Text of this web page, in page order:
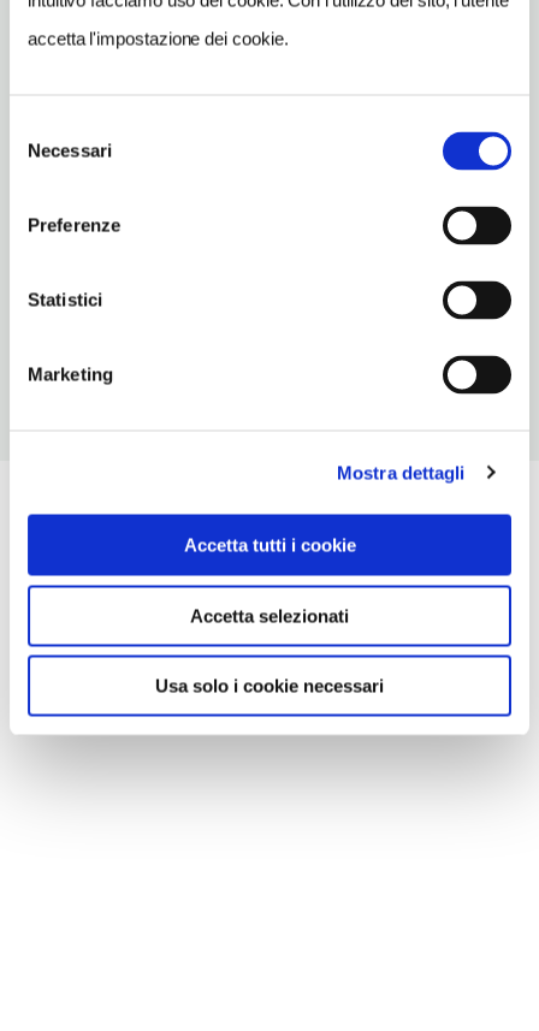
accetta l'impostazione dei cookie.
delNecessari
Preferenze
Statistici
Marketing
Mostra dettagli
Accetta tutti i cookie
Accetta selezionati
Usa solo i cookie necessari
osteria@gramola.it
ORARI DI APERTURA